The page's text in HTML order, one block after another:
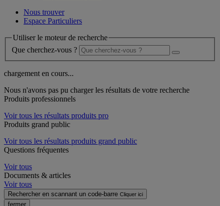
Nous trouver
Espace Particuliers
Utiliser le moteur de recherche
Que cherchez-vous ?
chargement en cours...
Nous n'avons pas pu charger les résultats de votre recherche
Produits professionnels
Voir tous les résultats produits pro
Produits grand public
Voir tous les résultats produits grand public
Questions fréquentes
Voir tous
Documents & articles
Voir tous
Rechercher en scannant un code-barre Cliquer ici
fermer